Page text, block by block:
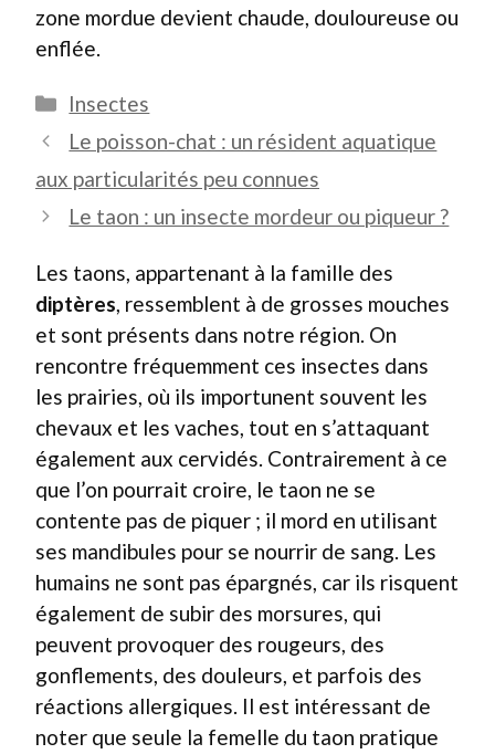
zone mordue devient chaude, douloureuse ou
enflée.
Catégories
Insectes
Le poisson-chat : un résident aquatique
aux particularités peu connues
Le taon : un insecte mordeur ou piqueur ?
Les taons, appartenant à la famille des
diptères, ressemblent à de grosses mouches
et sont présents dans notre région. On
rencontre fréquemment ces insectes dans
les prairies, où ils importunent souvent les
chevaux et les vaches, tout en s’attaquant
également aux cervidés. Contrairement à ce
que l’on pourrait croire, le taon ne se
contente pas de piquer ; il mord en utilisant
ses mandibules pour se nourrir de sang. Les
humains ne sont pas épargnés, car ils risquent
également de subir des morsures, qui
peuvent provoquer des rougeurs, des
gonflements, des douleurs, et parfois des
réactions allergiques. Il est intéressant de
noter que seule la femelle du taon pratique